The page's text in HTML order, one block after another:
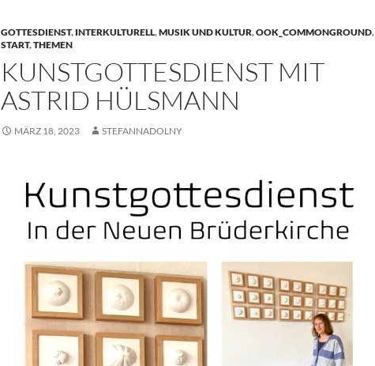
GOTTESDIENST, INTERKULTURELL,MUSIK UND KULTUR,OOK_COMMONGROUND,
START,THEMEN
KUNSTGOTTESDIENST MIT
ASTRID HÜLSMANN
MÄRZ 18, 2023 STEFANNADOLNY